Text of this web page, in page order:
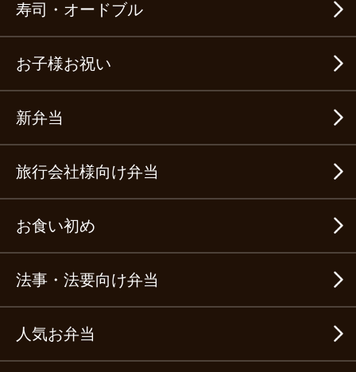
寿司・オードブル
お子様お祝い
新弁当
旅行会社様向け弁当
お食い初め
法事・法要向け弁当
人気お弁当